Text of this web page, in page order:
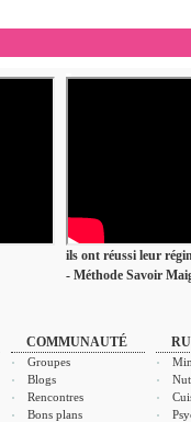
ils ont réussi leur
- Méthode Savoir
COMMUNAUTÉ
Groupes
Blogs
Rencontres
Bons plans